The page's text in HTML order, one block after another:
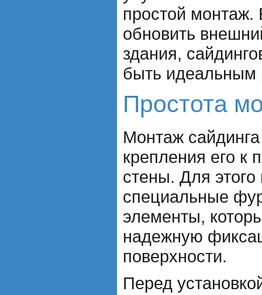
простой монтаж.
обновить
здания,
быть
Простота
Монтаж
крепления его к
стены. Для этого
специальные
элементы,
надежную
поверхности.
Перед